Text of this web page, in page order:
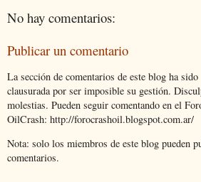
No hay comentarios:
Publicar un comentario
La sección de comentarios de este blog ha sido
clausurada por ser imposible su gestión.
molestias. Pueden seguir comentando en el
OilCrash: http://forocrashoil.blogspot.com.ar/
Nota: solo los miembros de este blog pueden
comentarios.